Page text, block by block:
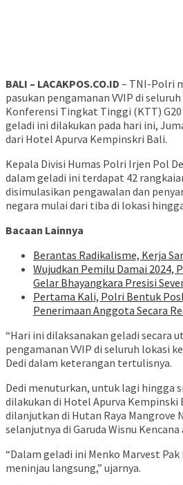
BALI – LACAKPOS.CO.ID – TNI-Polri
pasukan pengamanan VVIP di
Konferensi Tingkat Tinggi (KTT)
geladi ini dilakukan pada hari ini,
dari Hotel Apurva Kempinskri Bali.
Kepala Divisi Humas Polri Irjen Pol
dalam geladi ini terdapat 42
disimulasikan pengawalan dan
negara mulai dari tiba di lokasi
Bacaan Lainnya
Berantas Radikalisme, Kerja
Wujudkan Pemilu Damai 2024,
Gelar Bhayangkara Presisi
Pertama Kali, Polri Bentuk
Penerimaan Anggota Secara
“Hari ini dilaksanakan geladi secara
pengamanan VVIP di seluruh lokasi
Dedi dalam keterangan tertulisnya.
Dedi menuturkan, untuk lagi hingga
dilakukan di Hotel Apurva Kempinski
dilanjutkan di Hutan Raya Mangrove
selanjutnya di Garuda Wisnu Kencana
“Dalam geladi ini Menko Marvest
meninjau langsung,” ujarnya.